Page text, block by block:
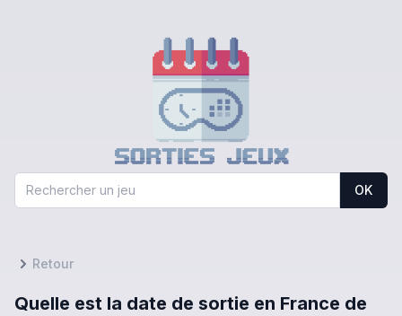
OK
Retour
Quelle est la date de sortie en France de